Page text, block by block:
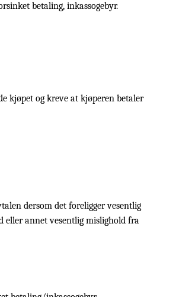
betaling, inkassogebyr.
kjøpet og kreve at kjøperen betaler
dersom det foreligger vesentlig
eller annet vesentlig mislighold fra